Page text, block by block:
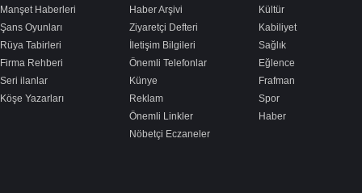
Manşet Haberleri
Şans Oyunları
Rüya Tabirleri
Firma Rehberi
Seri ilanlar
Köşe Yazarları
Haber Arşivi
Ziyaretçi Defteri
İletişim Bilgileri
Önemli Telefonlar
Künye
Reklam
Önemli Linkler
Nöbetçi Eczaneler
Kültür
Kabiliyet
Sağlık
Eğlence
Frafman
Spor
Haber